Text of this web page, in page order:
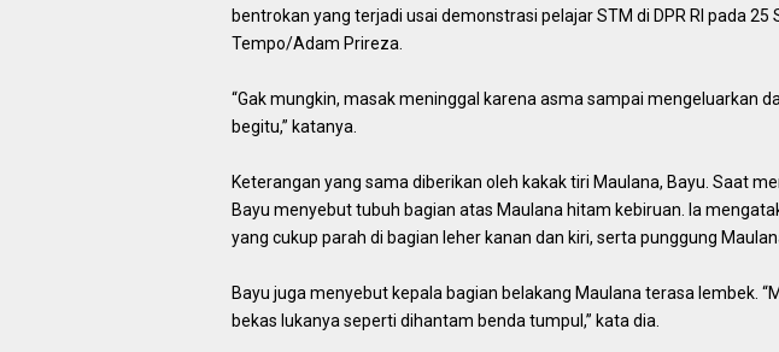
bentrokan yang terjadi usai demonstrasi pelajar STM di DPR RI pada 25
Tempo/Adam Prireza.
“Gak mungkin, masak meninggal karena asma sampai mengeluarkan
begitu,” katanya.
Keterangan yang sama diberikan oleh kakak tiri Maulana, Bayu. Saat
Bayu menyebut tubuh bagian atas Maulana hitam kebiruan. Ia
yang cukup parah di bagian leher kanan dan kiri, serta punggung
Bayu juga menyebut kepala bagian belakang Maulana terasa lembek.
bekas lukanya seperti dihantam benda tumpul,” kata dia.